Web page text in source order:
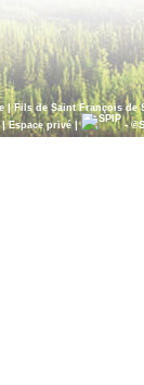
| Fils de Saint François de
|Espace privé| -